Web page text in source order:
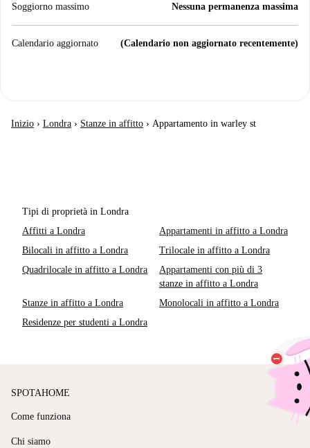
Soggiorno massimo Nessuna permanenza massima
Calendario aggiornato (Calendario non aggiornato recentemente)
Inizio › Londra › Stanze in affitto › Appartamento in warley st
Tipi di proprietà in Londra
Affitti a Londra
Appartamenti in affitto a Londra
Bilocali in affitto a Londra
Trilocale in affitto a Londra
Quadrilocale in affitto a Londra
Appartamenti con più di 3
stanze in affitto a Londra
Stanze in affitto a Londra
Monolocali in affitto a Londra
Residenze per studenti a Londra
SPOTAHOME
Come funziona
Chi siamo